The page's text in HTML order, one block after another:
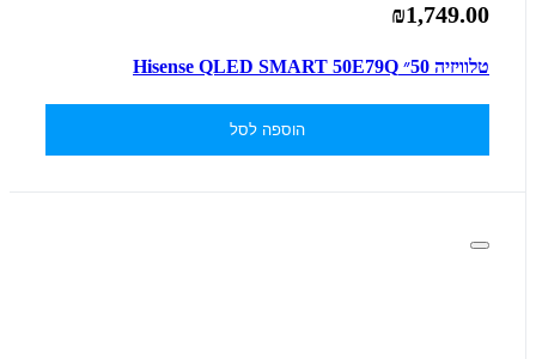
₪1,749.00
טלוויזיה 50״ Hisense QLED SMART 50E79Q
הוספה לסל